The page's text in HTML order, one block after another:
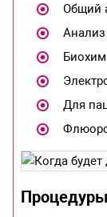
Общий
Для